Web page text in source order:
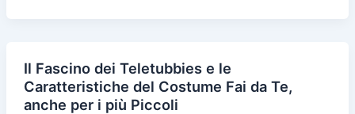
Il Fascino dei Teletubbies e le
Caratteristiche del Costume Fai da Te,
anche per i più Piccoli